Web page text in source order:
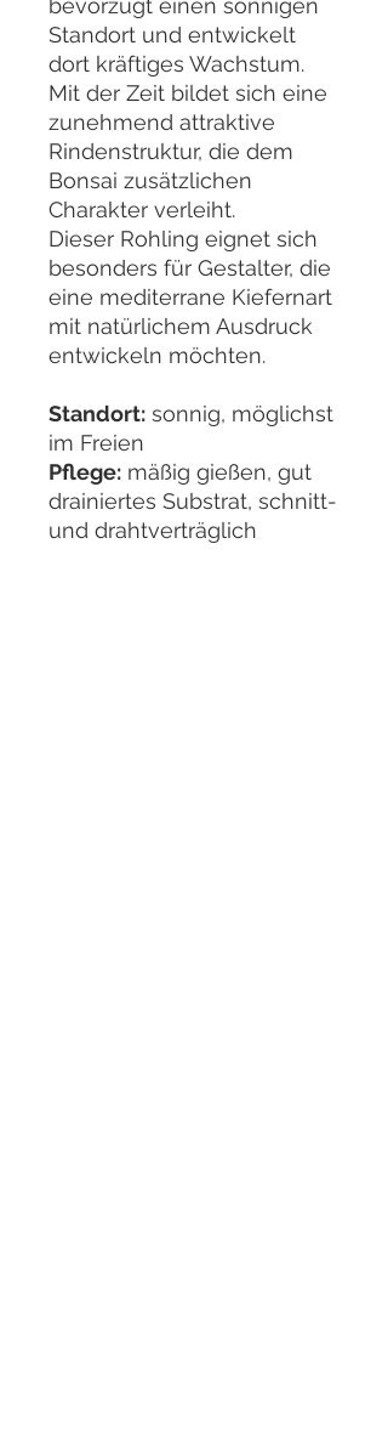
bevorzugt einen sonnigen
Standort und entwickelt
dort kräftiges Wachstum.
Mit der Zeit bildet sich eine
zunehmend attraktive
Rindenstruktur, die dem
Bonsai zusätzlichen
Charakter verleiht.
Dieser Rohling eignet sich
besonders für Gestalter, die
eine mediterrane Kiefernart
mit natürlichem Ausdruck
entwickeln möchten.
Standort: sonnig, möglichst
im Freien
Pflege: mäßig gießen, gut
drainiertes Substrat, schnitt-
und drahtverträglich